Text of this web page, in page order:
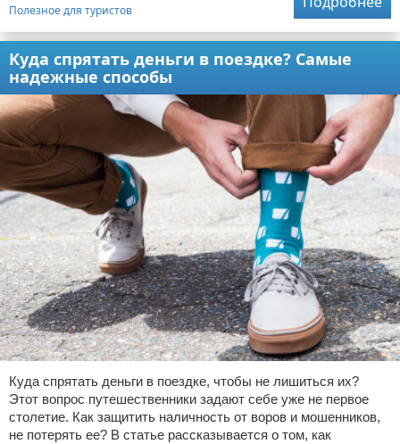
Полезное для туристов
Куда спрятать деньги в поездке? Самые
надежные способы
Куда спрятать деньги в поездке, чтобы не лишиться их?
Этот вопрос путешественники задают себе уже не первое
столетие. Как защитить наличность от воров и мошенников,
не потерять ее? В статье рассказывается о том, как